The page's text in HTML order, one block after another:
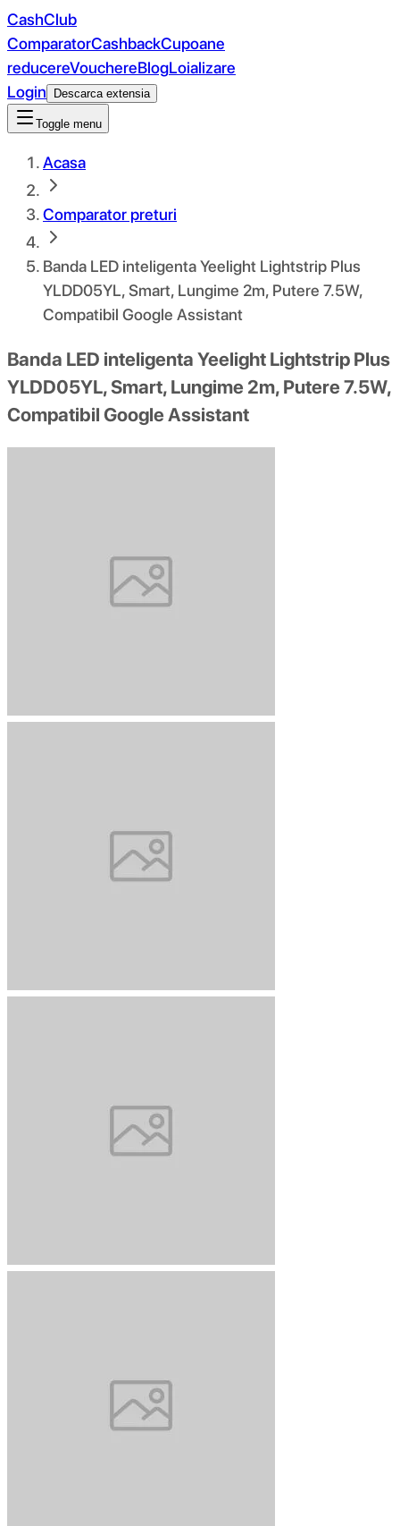
CashClub
ComparatorCashbackCupoane
reducereVouchereBlogLoializare
Login
Descarca extensia
Toggle menu
Acasa
Comparator preturi
Banda LED inteligenta Yeelight Lightstrip Plus
YLDD05YL, Smart, Lungime 2m, Putere 7.5W,
Compatibil Google Assistant
Banda LED inteligenta Yeelight Lightstrip Plus
YLDD05YL, Smart, Lungime 2m, Putere 7.5W,
Compatibil Google Assistant